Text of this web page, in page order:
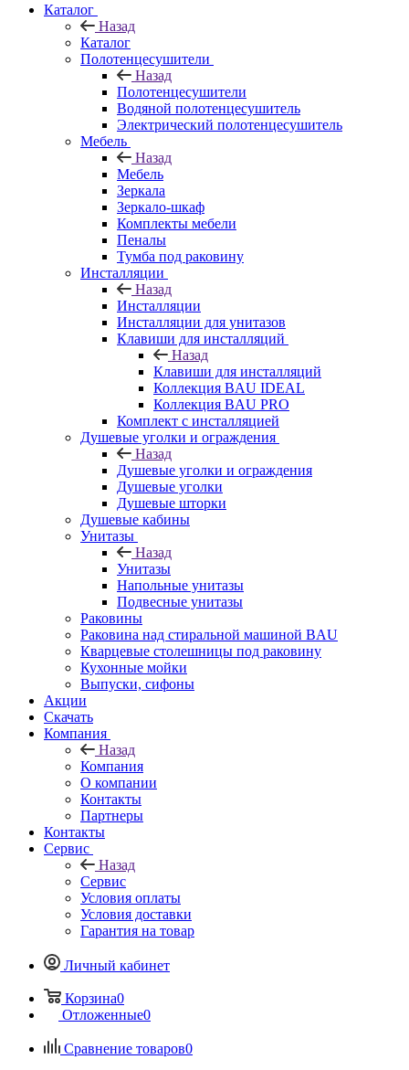
Каталог
Назад
Каталог
Полотенцесушители
Назад
Полотенцесушители
Водяной полотенцесушитель
Электрический полотенцесушитель
Мебель
Назад
Мебель
Зеркала
Зеркало-шкаф
Комплекты мебели
Пеналы
Тумба под раковину
Инсталляции
Назад
Инсталляции
Инсталляции для унитазов
Клавиши для инсталляций
Назад
Клавиши для инсталляций
Коллекция BAU IDEAL
Коллекция BAU PRO
Комплект с инсталляцией
Душевые уголки и ограждения
Назад
Душевые уголки и ограждения
Душевые уголки
Душевые шторки
Душевые кабины
Унитазы
Назад
Унитазы
Напольные унитазы
Подвесные унитазы
Раковины
Раковина над стиральной машиной BAU
Кварцевые столешницы под раковину
Кухонные мойки
Выпуски, сифоны
Акции
Скачать
Компания
Назад
Компания
О компании
Контакты
Партнеры
Контакты
Сервис
Назад
Сервис
Условия оплаты
Условия доставки
Гарантия на товар
Личный кабинет
Корзина0
Отложенные0
Сравнение товаров0